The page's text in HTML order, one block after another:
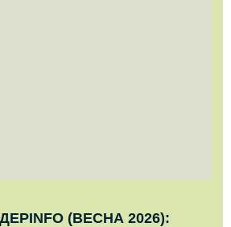
(ВЕСНА 2026):